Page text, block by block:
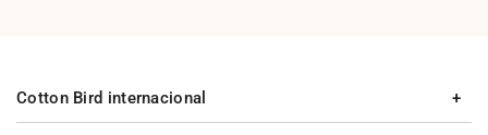
Cotton Bird internacional